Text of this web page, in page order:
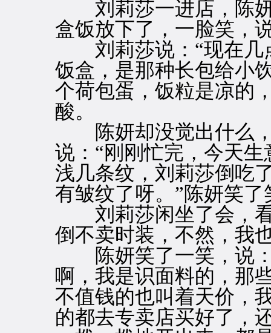
刘莉莎一进店，陈妍
盒饭放下了，一脸笑，
刘莉莎说：“现在几
饭盒，是那种长包给小
个荷包蛋，饭粒是凉的
酸。
陈妍却没觉出什么，
说：“刚刚忙完，今天
浅几条纹，刘莉莎倒吃
有皱纹了呀。”陈妍笑
刘莉莎闲坐了会，看
倒不卖时装，不然，我
陈妍笑了一笑，说：
啊，我是识面料的，那
不值钱的也叫着天价，
的都去专卖店买好了，